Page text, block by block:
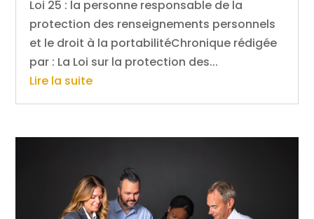
Loi 25 : la personne responsable de la
protection des renseignements personnels
et le droit à la portabilitéChronique rédigée
par : La Loi sur la protection des...
Lire la suite